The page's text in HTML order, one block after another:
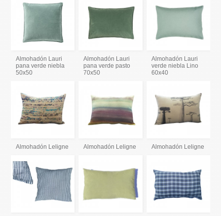
Almohadón Lauri
pana verde niebla
50x50
Almohadón Lauri
pana verde pasto
70x50
Almohadón Lauri
verde niebla Lino
60x40
Almohadón Leligne Almohadón Leligne Almohadón Leligne